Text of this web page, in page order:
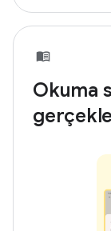
Okuma